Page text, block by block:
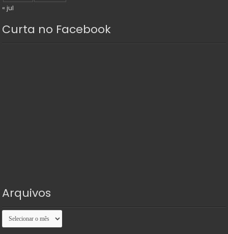
« jul
Curta no Facebook
Arquivos
Arquivos